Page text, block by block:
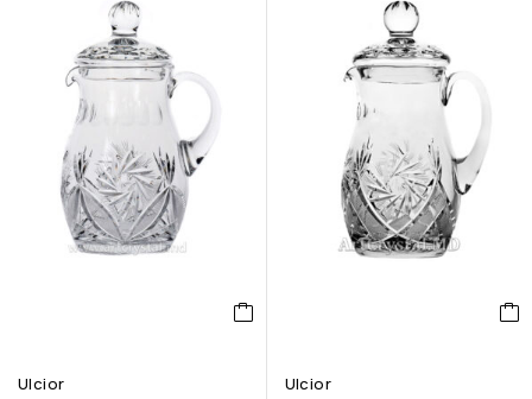
Ulcior Ulcior